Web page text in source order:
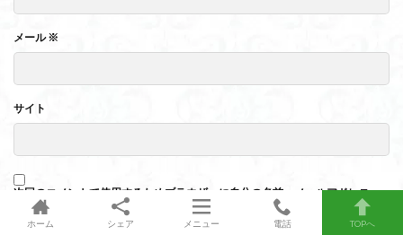
メール※
サイト
次回のコメントで使用するためブラウザーに自分の名前、メールアドレス、
サイトを保存する。
ホーム シェア メニュー 電話 TOPへ